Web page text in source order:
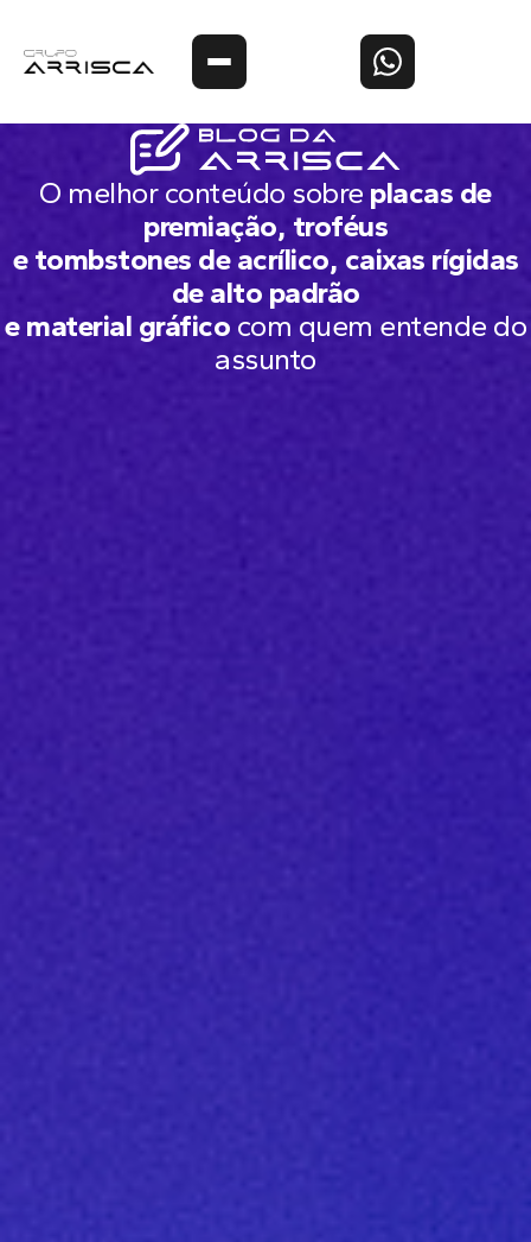
O melhor conteúdo sobre placas de
premiação, troféus
e tombstones de acrílico, caixas rígidas
de alto padrão
e material gráfico com quem entende do
assunto